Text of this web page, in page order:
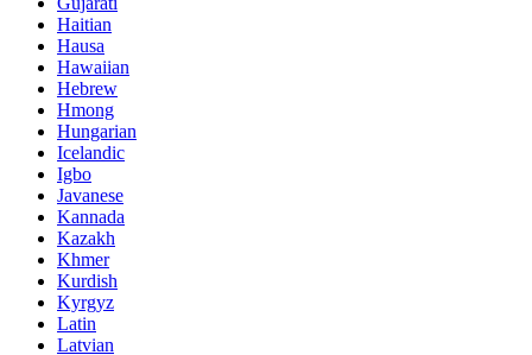
Haitian
Hausa
Hawaiian
Hebrew
Hmong
Hungarian
Icelandic
Igbo
Javanese
Kannada
Kazakh
Khmer
Kurdish
Kyrgyz
Latin
Latvian